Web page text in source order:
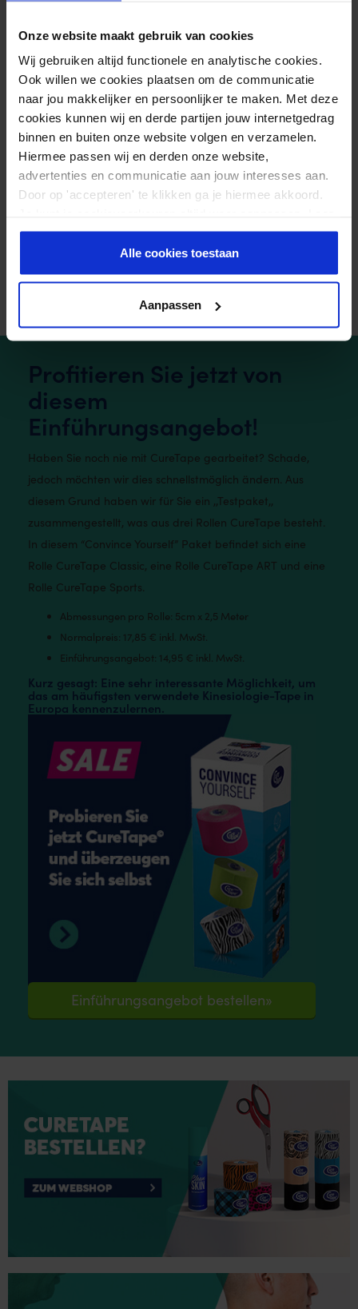
Onze website maakt gebruik van cookies
Wij gebruiken altijd functionele en analytische cookies.
Ook willen we cookies plaatsen om de communicatie
naar jou makkelijker en persoonlijker te maken. Met deze
cookies kunnen wij en derde partijen jouw internetgedrag
binnen en buiten onze website volgen en verzamelen.
Hiermee passen wij en derden onze website,
advertenties en communicatie aan jouw interesses aan.
Door op 'accepteren' te klikken ga je hiermee akkoord.
er meer over in onsprivacy beleid.
Alle cookies toestaan
Aanpassen
Ödemflüssigkeit wird dann entlang dieser CureTape®-Streifen
Bei einer Strahlentherapie kommt es häufig zu Schmerzen und
Bewegungseinschränkungen im Schulter-und Armbereich. Auch
hier kann ein Therapeut mit hilfe von verschiedener Tape-
Techniken die Beschwerden lindern.
Profitieren Sie jetzt von
diesem
Einführungsangebot!
Haben Sie noch nie mit CureTape gearbeitet? Schade,
jedoch möchten wir dies schnellstmöglich ändern. Aus
diesem Grund haben wir für Sie ein ,,Testpaket,,
zusammengestellt, was aus drei Rollen CureTape besteht.
In diesem “Convince Yourself” Paket befindet sich eine
Rolle CureTape Classic, eine Rolle CureTape ART und eine
Rolle CureTape Sports.
Abmessungen pro Rolle: 5cm x 2,5 Meter
Normalpreis: 17,85 € inkl. MwSt.
Einführungsangebot: 14,95 € inkl. MwSt.
Kurz gesagt: Eine sehr interessante Möglichkeit, um
das am häufigsten verwendete Kinesiologie-Tape in
Europa kennenzulernen.
Einführungsangebot bestellen»